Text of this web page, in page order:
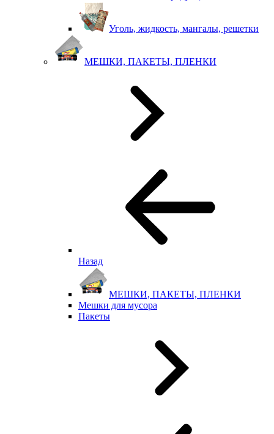
Уголь, жидкость, мангалы, решетки
МЕШКИ, ПАКЕТЫ, ПЛЕНКИ
Назад
МЕШКИ, ПАКЕТЫ, ПЛЕНКИ
Мешки для мусора
Пакеты